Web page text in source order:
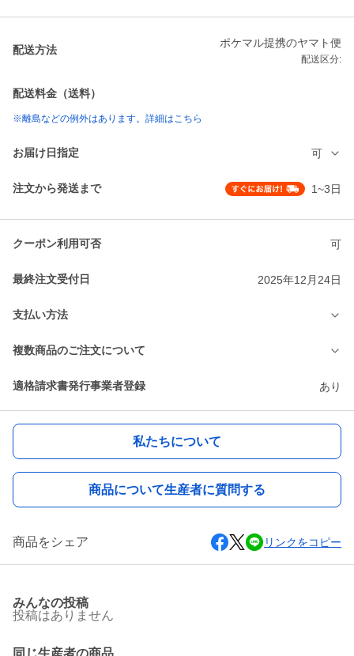
配送方法
ポケマル提携のヤマト便
配送区分:
配送料金（送料）
※離島などの例外はあります。詳細はこちら
お届け日指定 可
注文から発送まで 1~3日
クーポン利用可否 可
最終注文受付日 2025年12月24日
支払い方法
複数商品のご注文について
適格請求書発行事業者登録 あり
私たちについて
商品について生産者に質問する
商品をシェア リンクをコピー
みんなの投稿
投稿はありません